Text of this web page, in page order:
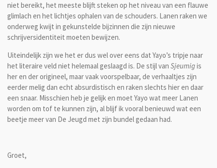
niet bereikt, het meeste blijft steken op het niveau van een flauwe
glimlach en het lichtjes ophalen van de schouders. Lanen raken we
onderweg kwijt in gekunstelde bijzinnen die zijn nieuwe
schrijversidentiteit moeten bewijzen.
Uiteindelijk zijn we het er dus wel over eens dat Yayo’s tripje naar
het literaire veld niet helemaal geslaagd is. De stijl van Sjeumigis
her en der origineel, maar vaak voorspelbaar, de verhaaltjes zijn
eerder melig dan echt absurdistisch en raken slechts hier en daar
een snaar. Misschien heb je gelijk en moet Yayo wat meer Lanen
worden om tof te kunnen zijn, al blijf ik vooral benieuwd wat een
beetje meer van De Jeugd met zijn bundel gedaan had.
Groet,